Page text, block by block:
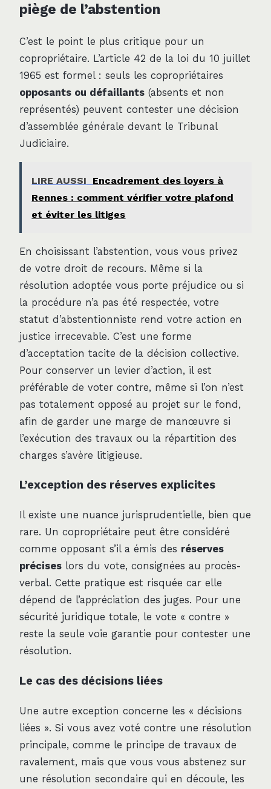
piège de l’abstention
C’est le point le plus critique pour un
copropriétaire. L’article 42 de la loi du 10 juillet
1965 est formel : seuls les copropriétaires
opposants ou défaillants (absents et non
représentés) peuvent contester une décision
d’assemblée générale devant le Tribunal
Judiciaire.
LIRE AUSSI
Encadrement des loyers à
Rennes : comment vérifier votre plafond
et éviter les litiges
En choisissant l’abstention, vous vous privez
de votre droit de recours. Même si la
résolution adoptée vous porte préjudice ou si
la procédure n’a pas été respectée, votre
statut d’abstentionniste rend votre action en
justice irrecevable. C’est une forme
d’acceptation tacite de la décision collective.
Pour conserver un levier d’action, il est
préférable de voter contre, même si l’on n’est
pas totalement opposé au projet sur le fond,
afin de garder une marge de manœuvre si
l’exécution des travaux ou la répartition des
charges s’avère litigieuse.
L’exception des réserves explicites
Il existe une nuance jurisprudentielle, bien que
rare. Un copropriétaire peut être considéré
comme opposant s’il a émis des réserves
précises lors du vote, consignées au procès-
verbal. Cette pratique est risquée car elle
dépend de l’appréciation des juges. Pour une
sécurité juridique totale, le vote « contre »
reste la seule voie garantie pour contester une
résolution.
Le cas des décisions liées
Une autre exception concerne les « décisions
liées ». Si vous avez voté contre une résolution
principale, comme le principe de travaux de
ravalement, mais que vous vous abstenez sur
une résolution secondaire qui en découle, les